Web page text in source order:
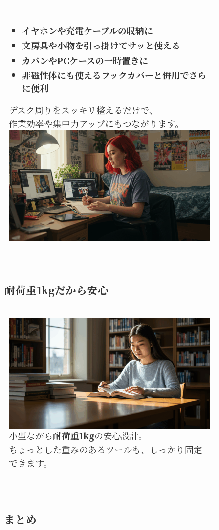
イヤホンや充電ケーブルの収納に
文房具や小物を引っ掛けてサッと使える
カバンやPCケースの一時置きに
非磁性体にも使えるフックカバーと併用でさら
に便利
デスク周りをスッキリ整えるだけで、
作業効率や集中力アップにもつながります。
耐荷重1kgだから安心
小型ながら耐荷重1kgの安心設計。
ちょっとした重みのあるツールも、しっかり固定
できます。
まとめ